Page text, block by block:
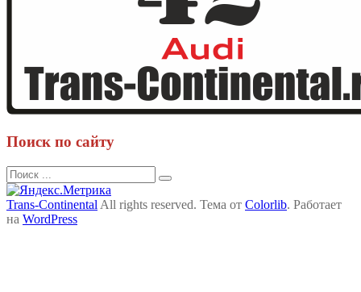
Поиск по сайту
Поиск
для:
Trans-Continental All rights reserved. Тема от Colorlib. Работает
на WordPress